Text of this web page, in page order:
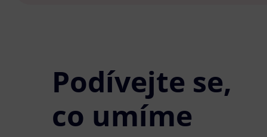
Podívejte se,
co umíme